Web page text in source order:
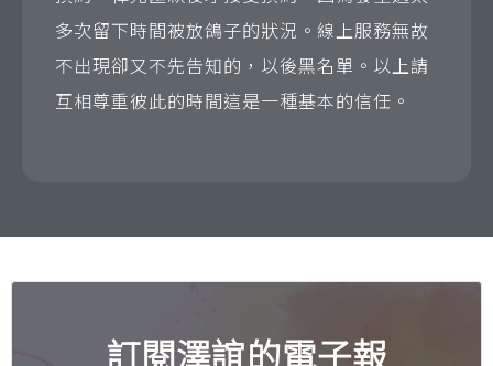
多次留下時間被放鴿子的狀況。線上服務無故
不出現卻又不先告知的，以後黑名單。以上請
互相尊重彼此的時間這是一種基本的信任。
訂閱澤誼的電子報